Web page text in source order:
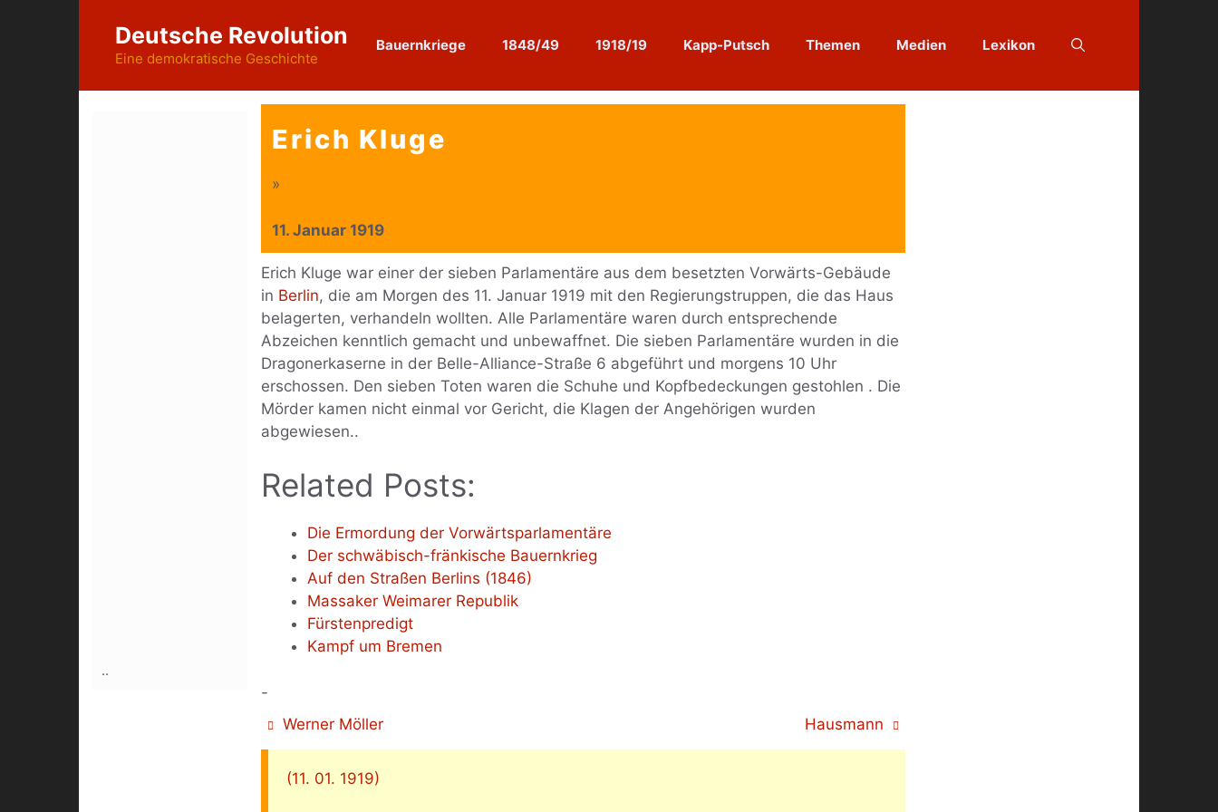
Deutsche Revolution
Eine demokratische Geschichte
Bauernkriege 1848/49 1918/19 Kapp-Putsch Themen Medien Lexikon
Erich Kluge
»
11. Januar 1919
Erich Kluge war einer der sieben Parlamentäre aus dem besetzten Vorwärts-Gebäude
in Berlin, die am Morgen des 11. Januar 1919 mit den Regierungstruppen, die das Haus
belagerten, verhandeln wollten. Alle Parlamentäre waren durch entsprechende
Abzeichen kenntlich gemacht und unbewaffnet. Die sieben Parlamentäre wurden in die
Dragonerkaserne in der Belle-Alliance-Straße 6 abgeführt und morgens 10 Uhr
erschossen. Den sieben Toten waren die Schuhe und Kopfbedeckungen gestohlen . Die
Mörder kamen nicht einmal vor Gericht, die Klagen der Angehörigen wurden
abgewiesen..
Related Posts:
Die Ermordung der Vorwärtsparlamentäre
Der schwäbisch-fränkische Bauernkrieg
Auf den Straßen Berlins (1846)
Massaker Weimarer Republik
Fürstenpredigt
Kampf um Bremen
-
Werner Möller
Hausmann
(11. 01. 1919)
..